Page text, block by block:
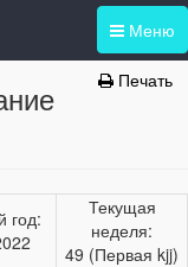
Меню
Печать
год:
Текущая
неделя:
49 (Первая kjj)